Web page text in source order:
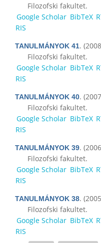
Filozofski fakultet.
Google Scholar BibTeX
RIS
TANULMÁNYOK 41.
Filozofski fakultet.
Google Scholar BibTeX
RIS
TANULMÁNYOK 40.
Filozofski fakultet.
Google Scholar BibTeX
RIS
TANULMÁNYOK 39.
Filozofski fakultet.
Google Scholar BibTeX
RIS
TANULMÁNYOK 38.
Filozofski fakultet.
Google Scholar BibTeX
RIS